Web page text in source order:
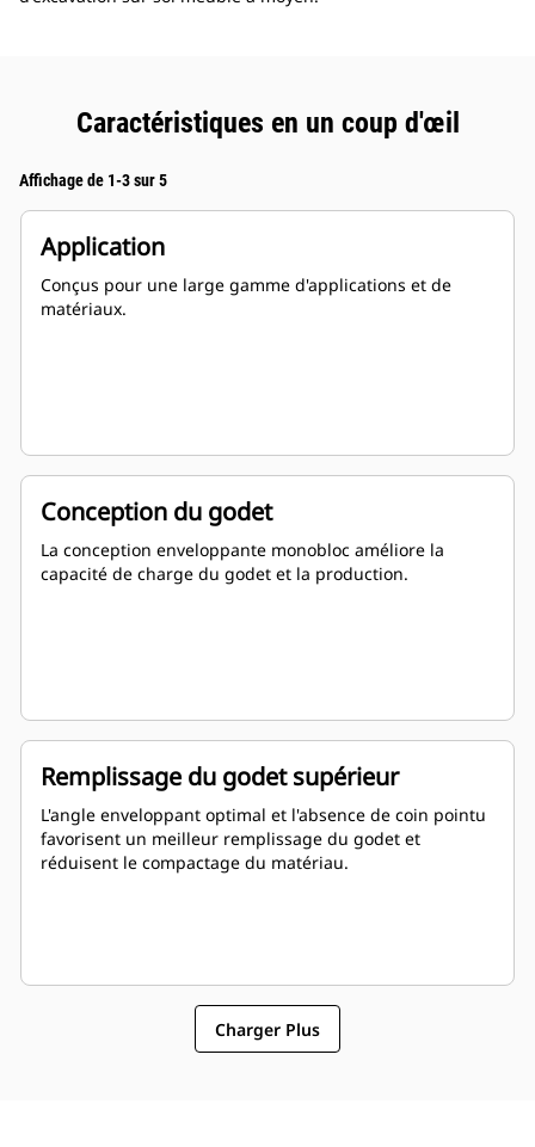
Caractéristiques en un coup d'œil
Affichage de 1-3 sur 5
Application
Conçus pour une large gamme d'applications et de
matériaux.
Conception du godet
La conception enveloppante monobloc améliore la
capacité de charge du godet et la production.
Remplissage du godet supérieur
L'angle enveloppant optimal et l'absence de coin pointu
favorisent un meilleur remplissage du godet et
réduisent le compactage du matériau.
Charger Plus